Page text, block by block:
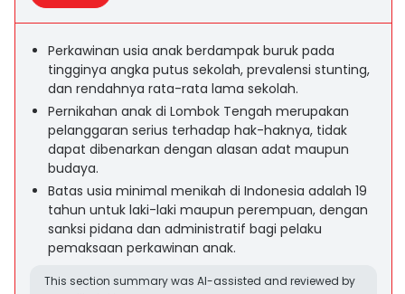
Perkawinan usia anak berdampak buruk pada
tingginya angka putus sekolah, prevalensi stunting,
dan rendahnya rata-rata lama sekolah.
Pernikahan anak di Lombok Tengah merupakan
pelanggaran serius terhadap hak-haknya, tidak
dapat dibenarkan dengan alasan adat maupun
budaya.
Batas usia minimal menikah di Indonesia adalah 19
tahun untuk laki-laki maupun perempuan, dengan
sanksi pidana dan administratif bagi pelaku
pemaksaan perkawinan anak.
This section summary was AI-assisted and reviewed by